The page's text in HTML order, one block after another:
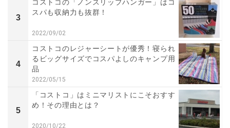
3
コストコの「ノンスリップハンガー」はコ
スパも収納力も抜群！
2022/09/02
4
コストコのレジャーシートが優秀！寝られ
るビッグサイズでコスパよしのキャンプ用
品
2022/05/15
5
「コストコ」はミニマリストにこそおすす
め！その理由とは？
2020/10/22